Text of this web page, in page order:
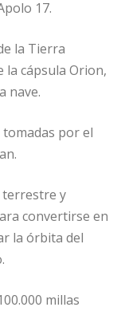
17.
la Tierra
la cápsula Orion,
nave.
por el
terrestre y
convertirse en
la órbita del
millas